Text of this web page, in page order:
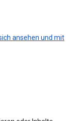
ansehen und mit